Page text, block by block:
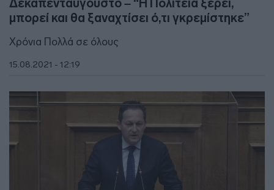
Δεκαπενταύγουστο – “Η Πολιτεία ξέρει,
μπορεί και θα ξαναχτίσει ό,τι γκρεμίστηκε”
Χρόνια Πολλά σε όλους
15.08.2021 - 12:19